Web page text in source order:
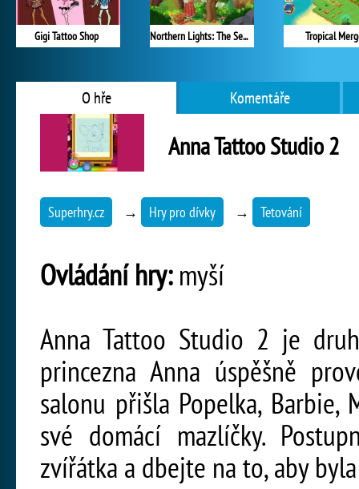
Gigi Tattoo Shop Northern Lights: The Secret of the Forest Tropical
O hře Komentáře
Anna Tattoo Studio 2
Superhry.cz → Hry pro dívky → Tetování
Ovládání hry:myší
Anna Tattoo Studio 2 je
princezna Anna úspěšně
salonu přišla Popelka,
své domácí mazlíčky.
zvířátka a dbejte na to, aby